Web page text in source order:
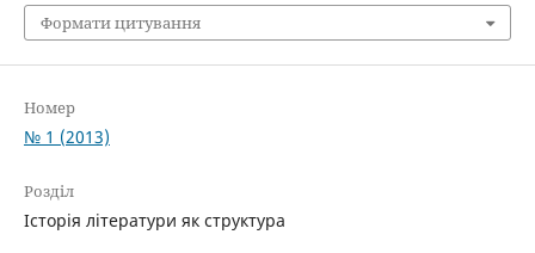
Формати цитування
Номер
№ 1 (2013)
Розділ
Історія літератури як структура